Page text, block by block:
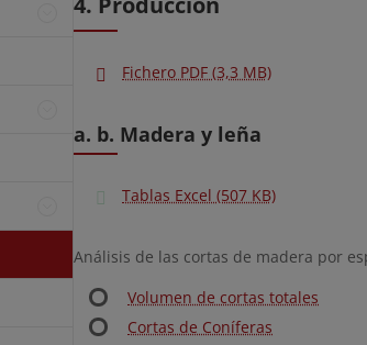
Fichero PDF (3,3 MB)
a. b. Madera y leña
Tablas Excel (507 KB)
Análisis de las cortas de madera por
Volumen de cortas totales
Cortas de Coníferas